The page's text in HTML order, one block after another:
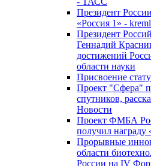
Президент
«Россия 1» -
Президент
Геннадий
достижений
области науки
Присвоение
Проект "Сфера"
спутников,
Новости
Проект ФМБА
получил награду
Прорывные
области
России на IV